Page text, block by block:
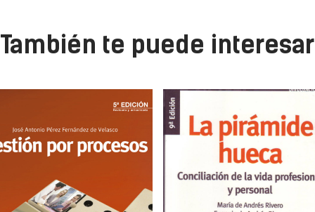
También te puede interesar